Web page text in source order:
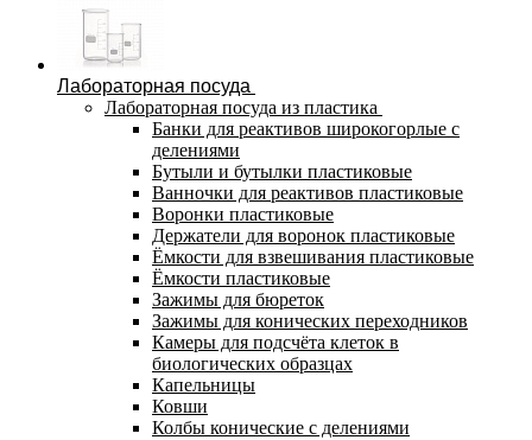
Лабораторная посуда
Лабораторная посуда из пластика
Банки для реактивов широкогорлые с
делениями
Бутыли и бутылки пластиковые
Ванночки для реактивов пластиковые
Воронки пластиковые
Держатели для воронок пластиковые
Ёмкости для взвешивания пластиковые
Ёмкости пластиковые
Зажимы для бюреток
Зажимы для конических переходников
Камеры для подсчёта клеток в
биологических образцах
Капельницы
Ковши
Колбы конические с делениями